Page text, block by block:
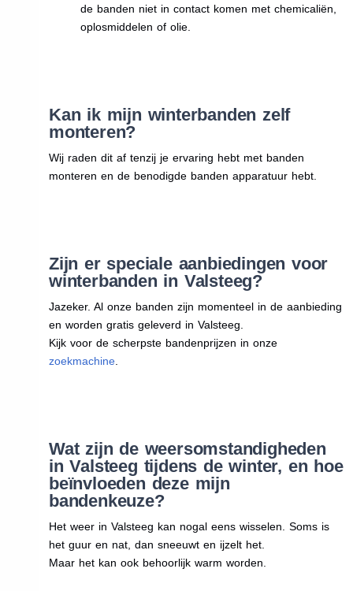
de banden niet in contact komen met chemicaliën,
oplosmiddelen of olie.
Kan ik mijn winterbanden zelf
monteren?
Wij raden dit af tenzij je ervaring hebt met banden
monteren en de benodigde banden apparatuur hebt.
Zijn er speciale aanbiedingen voor
winterbanden in Valsteeg?
Jazeker. Al onze banden zijn momenteel in de aanbieding
en worden gratis geleverd in Valsteeg.
Kijk voor de scherpste bandenprijzen in onze
zoekmachine.
Wat zijn de weersomstandigheden
in Valsteeg tijdens de winter, en hoe
beïnvloeden deze mijn
bandenkeuze?
Het weer in Valsteeg kan nogal eens wisselen. Soms is
het guur en nat, dan sneeuwt en ijzelt het.
Maar het kan ook behoorlijk warm worden.